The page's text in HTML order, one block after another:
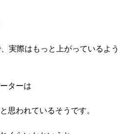
実際はもっと上がっているよう
ターは
思われているそうです。